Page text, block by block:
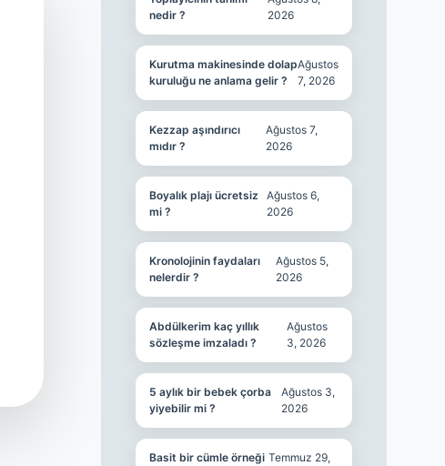
nedir ?
2026
Kurutma makinesinde dolap
kuruluğu ne anlama gelir ?
Ağustos
7, 2026
Kezzap aşındırıcı
mıdır ?
Ağustos 7,
2026
Boyalık plajı ücretsiz
mi ?
Ağustos 6,
2026
Kronolojinin faydaları
nelerdir ?
Ağustos 5,
2026
Abdülkerim kaç yıllık
sözleşme imzaladı ?
Ağustos
3, 2026
5 aylık bir bebek çorba
yiyebilir mi ?
Ağustos 3,
2026
Basit bir cümle örneği Temmuz 29,